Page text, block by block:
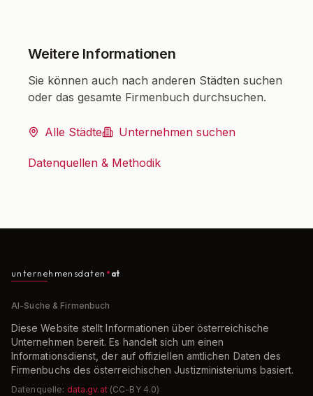
Weitere Informationen
Sie können auch nach anderen Städten suchen
oder das gesamte Firmenbuch durchsuchen.
Alle Städte Unternehmen suchen
Datenquellen & Methodik
unternehmensdaten at
AI-Suche & Firmenbuch
Diese Website stellt Informationen über österreichische
Unternehmen bereit. Es handelt sich um einen
Informationsdienst, der auf offiziellen amtlichen Daten des
Firmenbuchs des österreichischen Justizministeriums basiert.
Datenquelle: data.gv.at (CC-BY 4.0)